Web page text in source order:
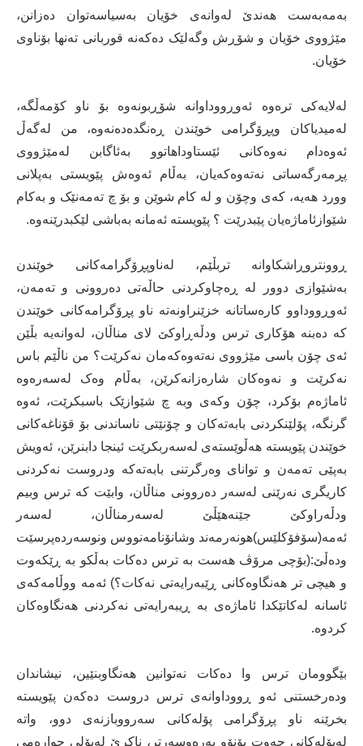
بەمەبەست هەندێ لەوانەی خۆیان بەسیاسەتوان دەزانن،
مێژووی خۆیان و شۆڕش وگەلێک دەکەنە قوربانی تەنها بۆناوی
خۆیان.
لەلایەکی ترەوە ئەوڕووداوانە شۆڕبونەوە بۆ ناو کۆمەڵگە،
لەمیدیاکان وپڕۆگرامی خوێندن ڕەنگدەدەنەوە، من لەگەڵ
ئەوەدام نەوەکانی ئێستاوداهاتوو بەئاگابن لەمێژووی
پڕمەرگەساتی نەتەوەکەیان، بەڵام ئەوەش پێویستی بەپلانی
وورد هەیە، کەی وچۆن و لە کام شوێن و بۆ چ تەمەنێک و بەکام
شێوازئاماژەیان پێبدرێت ؟ پێویستە ئەمانە بەباشی لێکبدرێنەوە.
ڕوونتروڕاشکاوانە تربڵێم، لەناوپڕۆگرامەکانی خوێندن
بەشێوازی دوور لە ڕەچاوکردنی حاڵەتی دەروونی و تەمەن،
ئەوڕووداوو کارەساتانە خزێنراونەتە ناو پڕۆگرامەکانی خوێندن
کە دەبنە هۆکاری ترس ودڵەڕاوکێ لای مناڵان، لەوانەیە بڵێن
ئەی چۆن باسی مێژووی نەتەوەکەمان نەکرێت؟ من ناڵێم باس
نەکرێت و نەوەکان شارەزانەکرێن، بەڵام وەک لەسەرەوە
ئاماژەم بۆکرد، چۆن وکەی وبە چ شێوازێک باسبکرێت، ئەوە
گرنگە، پۆلێنکردنی بابەتەکان و چۆنێتی ناساندنی بۆ قۆناغەکانی
خوێندن پێویستە هەڵوێستەی لەسەربکرێت ئینجا دابنرێن، ئەویش
بەپێی تەمەن و توانای وەرگرتنی بابەتەکە ودروست نەکردنی
کاریگری نەرێنی لەسەر دەروونی مناڵان، وابێت کە ترس وبیم
ودڵەراوکێ جێنەهێڵێ لەسەرمناڵان، لەسەر
ئەمە(سۆفۆکلێس)هونەرمەند وشانۆنامەنووس ونوسەردەپرسێت
ودەڵێ:(بۆچی مرۆڤ هەست بە ترس دەکات بەڵکو بە ڕێکەوت
و هیچی تر هەنگاوەکانی ڕێبەرایەتی نەکات؟) ئەمە ووڵامەکەی
ئاسانە لەکاتێکدا ئاماژەی بە ڕیبەرایەتی نەکردنی هەنگاوەکان
کردوە.
بێگوومان ترس وا دەکات نەتوانین هەنگاوبنێین، نیشاندان
ودەرخستنی ئەو ڕووداوانەی ترس دروست دەکەن پێویستە
بخرێنە ناو پڕۆگرامی پۆلەکانی سەرووبازنەی دوو، واتە
لەپۆلەکانی حەوت بۆنۆو بەرەوسەرتر، ناکرێ لەپۆلی چوارەمی